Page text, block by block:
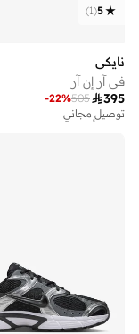
5
(
1
)
نايكي
في آر إن آر
395
505
-22%
توصيل مجاني
تم بيع أكثر من 50 مؤخرا